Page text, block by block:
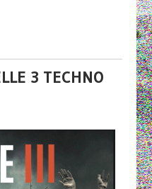
3 TECHNO